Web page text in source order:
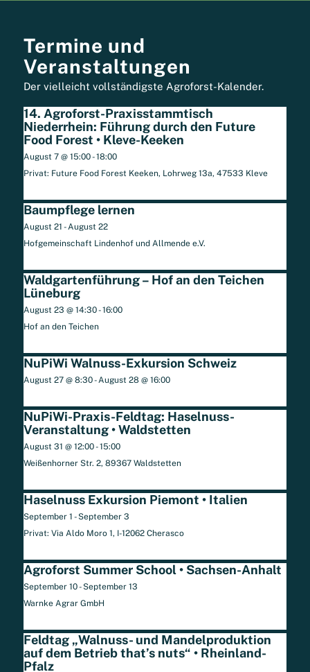
Termine und
Veranstaltungen
Der vielleicht vollständigste Agroforst-Kalender.
14. Agroforst-Praxisstammtisch
Niederrhein: Führung durch den Future
Food Forest • Kleve-Keeken
August 7 @ 15:00-18:00
Privat: Future Food Forest Keeken, Lohrweg 13a, 47533 Kleve
Baumpflege lernen
August 21 -August 22
Hofgemeinschaft Lindenhof und Allmende e.V.
Waldgartenführung – Hof an den Teichen
Lüneburg
August 23 @ 14:30-16:00
Hof an den Teichen
NuPiWi Walnuss-Exkursion Schweiz
August 27 @ 8:30-August 28 @ 16:00
NuPiWi-Praxis-Feldtag: Haselnuss-
Veranstaltung • Waldstetten
August 31 @ 12:00-15:00
Weißenhorner Str. 2, 89367 Waldstetten
Haselnuss Exkursion Piemont • Italien
September 1 - September 3
Privat: Via Aldo Moro 1, I-12062 Cherasco
Agroforst Summer School • Sachsen-Anhalt
September 10- September 13
Warnke Agrar GmbH
Feldtag „Walnuss- und Mandelproduktion
auf dem Betrieb that’s nuts“ • Rheinland-
Pfalz